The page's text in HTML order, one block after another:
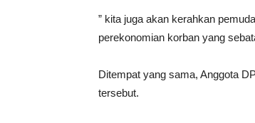
” kita juga akan kerahkan
perekonomian korban yang
Ditempat yang sama, Anggota
tersebut.